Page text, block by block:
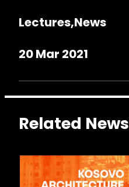
Lectures News
20 Mar 2021
Related News